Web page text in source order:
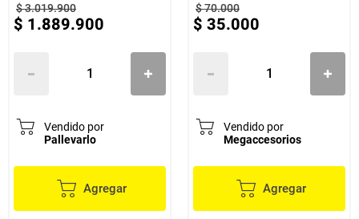
$3.019.900
$ 1.889.900
Vendido por
Pallevarlo
Agregar
$70.000
$ 35.000
Vendido por
Megaccesorios
Agregar